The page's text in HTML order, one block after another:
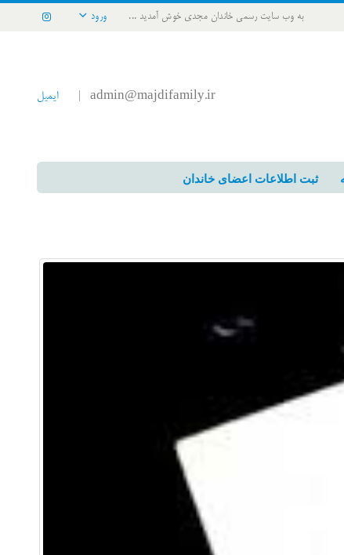
به وب سایت رسمی خاندان مجدی خوش آمدید ... ورود
admin@majdifamily.ir ایمیل
ثبت اطلاعات اعضای خاندان